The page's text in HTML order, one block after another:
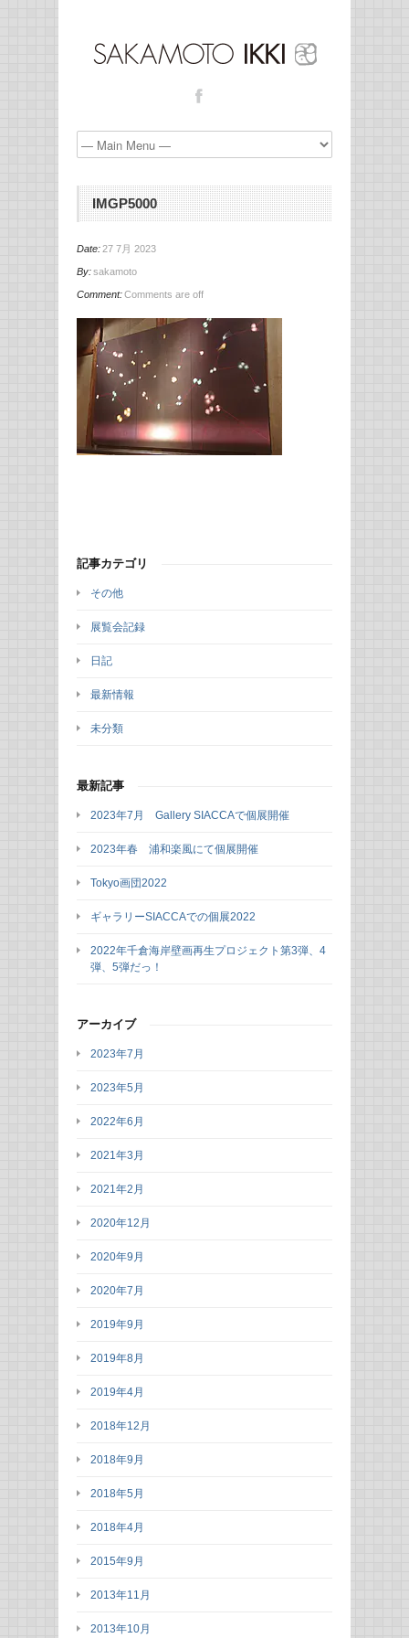
IMGP5000
Date:27 7月 2023
By:sakamoto
Comment:Comments are off
記事カテゴリ
その他
展覧会記録
日記
最新情報
未分類
最新記事
2023年7月 Gallery SIACCAで個展開催
2023年春 浦和楽風にて個展開催
Tokyo画団2022
ギャラリーSIACCAでの個展2022
2022年千倉海岸壁画再生プロジェクト第3弾、4
弾、5弾だっ！
アーカイブ
2023年7月
2023年5月
2022年6月
2021年3月
2021年2月
2020年12月
2020年9月
2020年7月
2019年9月
2019年8月
2019年4月
2018年12月
2018年9月
2018年5月
2018年4月
2015年9月
2013年11月
2013年10月